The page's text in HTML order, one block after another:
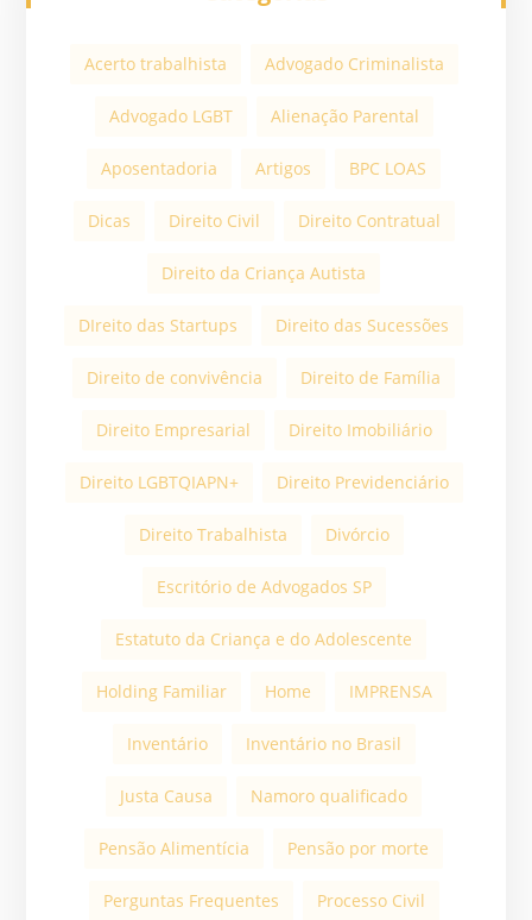
Acerto trabalhista Advogado Criminalista
Advogado LGBT Alienação Parental
Aposentadoria Artigos BPC LOAS
Dicas Direito Civil Direito Contratual
Direito da Criança Autista
DIreito das Startups Direito das Sucessões
Direito de convivência Direito de Família
Direito Empresarial Direito Imobiliário
Direito LGBTQIAPN+ Direito Previdenciário
Direito Trabalhista Divórcio
Escritório de Advogados SP
Estatuto da Criança e do Adolescente
Holding Familiar Home IMPRENSA
Inventário Inventário no Brasil
Justa Causa Namoro qualificado
Pensão Alimentícia Pensão por morte
Perguntas Frequentes Processo Civil